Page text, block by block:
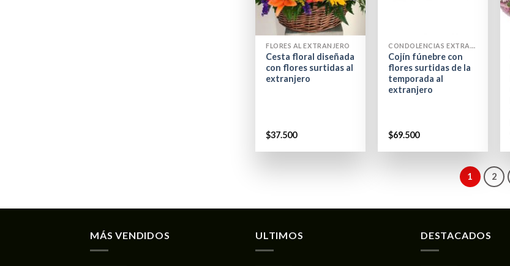
FLORES AL EXTRANJERO
Cesta floral diseñada
con flores surtidas al
extranjero
$37.500
CONDOLENCIAS EXTRANJERO
Cojín fúnebre con
flores surtidas de la
temporada al
extranjero
$69.500
1 2
MÁS VENDIDOS ULTIMOS DESTACADOS